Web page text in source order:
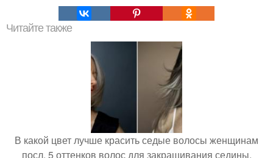
Читайте также
В какой цвет лучше красить седые волосы женщинам
посл. 5 оттенков волос для закрашивания седины,